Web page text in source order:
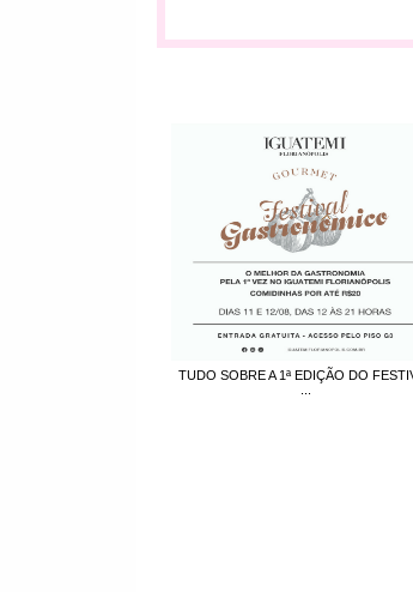
TUDO SOBRE A 1ª EDIÇÃO DO